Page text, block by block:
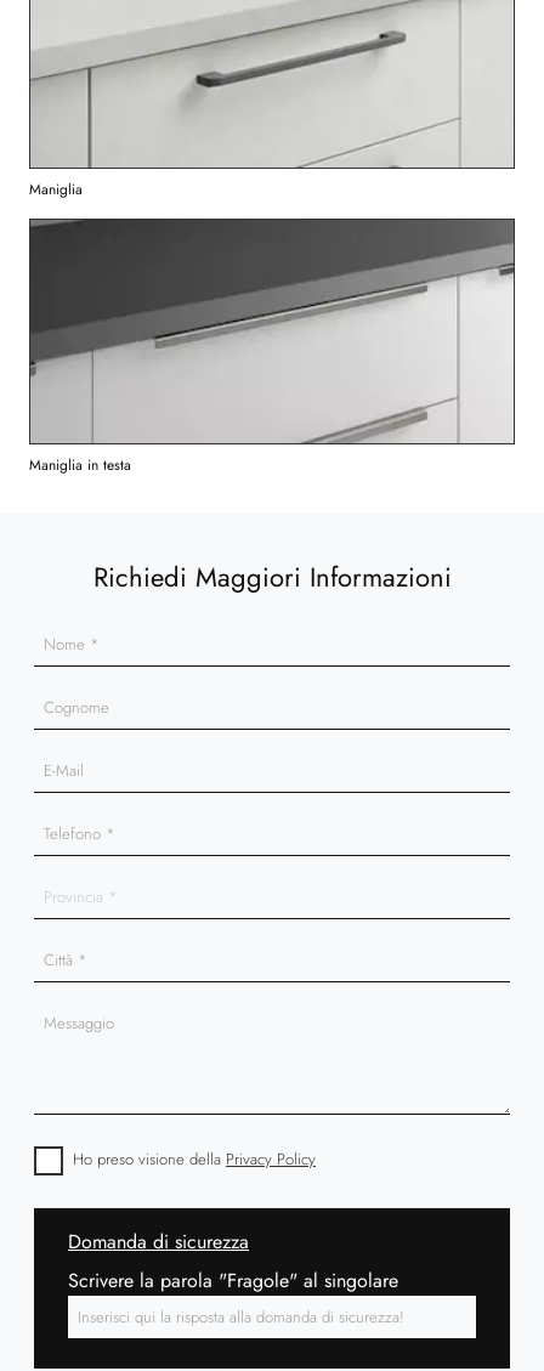
Maniglia
Maniglia in testa
Richiedi Maggiori Informazioni
Ho preso visione della Privacy Policy
Domanda di sicurezza
Scrivere la parola "Fragole" al singolare